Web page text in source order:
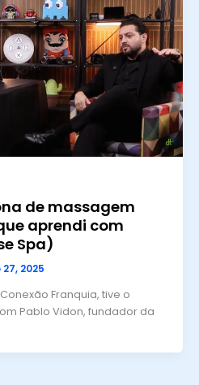
de massagem
aprendi com
Spa)
2025
Franquia, tive o
Pablo Vidon, fundador da